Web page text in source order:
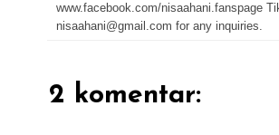
www.facebook.com/nisaahani.fanspage
nisaahani@gmail.com for any inquiries.
2 komentar: